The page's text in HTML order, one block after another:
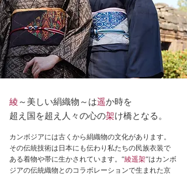
綾 ～美しい絹織物～は遥か時を
超え国を超え人々の心の架け橋となる。
カンボジアには古くから絹織物の文化があります。​
その伝統技術は日本にも伝わり私たちの民族衣装で
ある着物や帯に生かされています。​“綾遥架“はカンボ
ジアの伝統織物とのコラボレーションで生まれた京